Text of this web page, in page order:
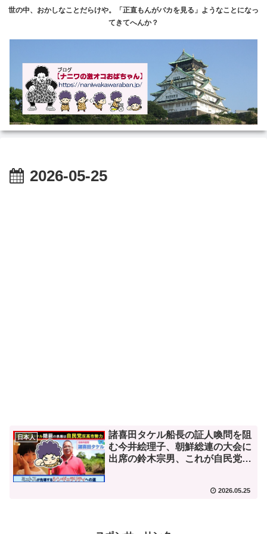
世の中、おかしなことだらけや。「正直もんがバカを見る」ようなことになっ
てきてへんか？
2026-05-25
日本人
諸喜田タケル船長の証人喚問を阻
む今井絵理子、朝鮮総連の大会に
出席の鈴木宗男、これが自民党
2026.05.25